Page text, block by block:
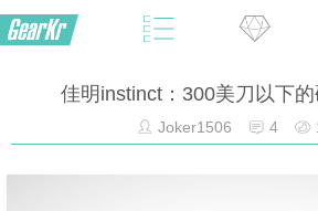
佳明instinct：300美刀以下
Joker1506 4